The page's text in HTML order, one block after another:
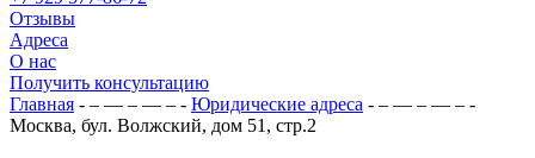
Отзывы
Адреса
О нас
Получить консультацию
Главная - – — – — – - Юридические адреса - – — – — – -
Москва, бул. Волжский, дом 51, стр.2